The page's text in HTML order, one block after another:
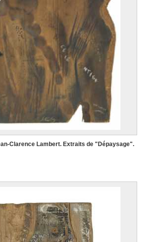
Clarence Lambert. Extraits de "Dépaysage".